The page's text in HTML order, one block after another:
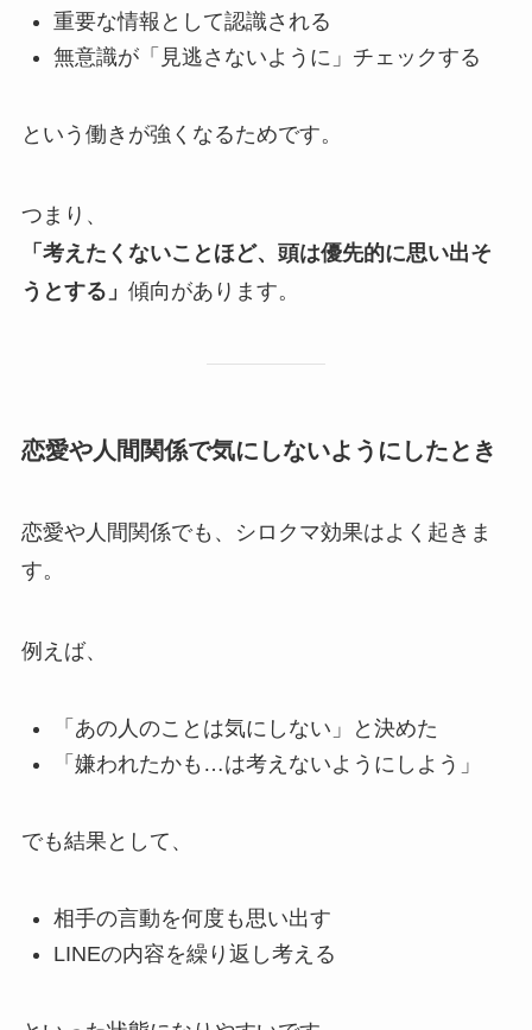
重要な情報として認識される
無意識が「見逃さないように」チェックする
という働きが強くなるためです。
つまり、
「考えたくないことほど、頭は優先的に思い出そ
うとする」 傾向があります。
恋愛や人間関係で気にしないようにしたとき
恋愛や人間関係でも、シロクマ効果はよく起きま
す。
例えば、
「あの人のことは気にしない」と決めた
「嫌われたかも…は考えないようにしよう」
でも結果として、
相手の言動を何度も思い出す
LINEの内容を繰り返し考える